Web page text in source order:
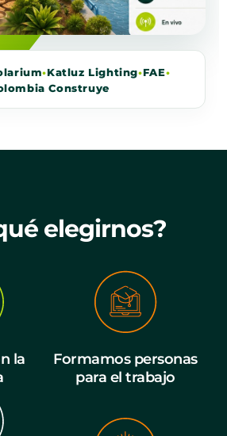
•Katluz Lighting•FAE•
Construye
elegirnos?
la
Formamos personas
para el trabajo